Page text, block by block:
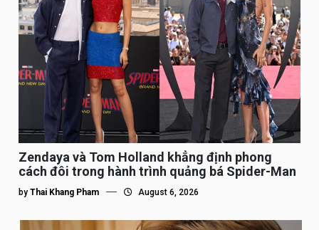
Zendaya và Tom Holland khẳng định phong
cách đôi trong hành trình quảng bá Spider-Man
by Thai Khang Pham August 6, 2026